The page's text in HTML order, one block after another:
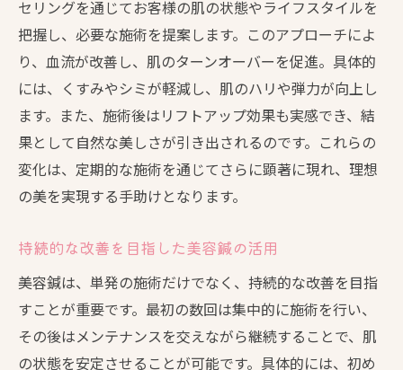
セリングを通じてお客様の肌の状態やライフスタイルを
把握し、必要な施術を提案します。このアプローチによ
り、血流が改善し、肌のターンオーバーを促進。具体的
には、くすみやシミが軽減し、肌のハリや弾力が向上し
ます。また、施術後はリフトアップ効果も実感でき、結
果として自然な美しさが引き出されるのです。これらの
変化は、定期的な施術を通じてさらに顕著に現れ、理想
の美を実現する手助けとなります。
持続的な改善を目指した美容鍼の活用
美容鍼は、単発の施術だけでなく、持続的な改善を目指
すことが重要です。最初の数回は集中的に施術を行い、
その後はメンテナンスを交えながら継続することで、肌
の状態を安定させることが可能です。具体的には、初め